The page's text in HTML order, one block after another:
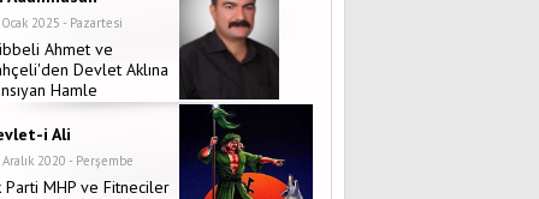
2025 - Pazartesi
Ahmet ve
Devlet Aklına
Hamle
i Ali
2020 - Perşembe
Parti MHP ve Fitneciler